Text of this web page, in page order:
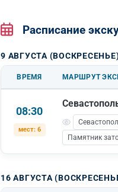
Расписание
9 АВГУСТА
ВРЕМЯ МАРШРУТ
08:30
мест: 6
Памятник
16 АВГУСТА